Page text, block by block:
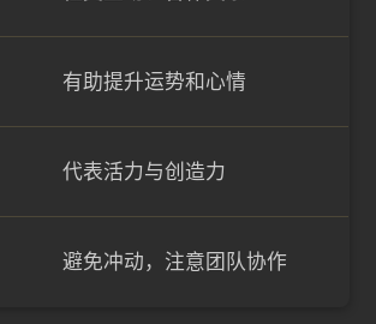
有助提升运势和心情
代表活力与创造力
避免冲动，注意团队协作